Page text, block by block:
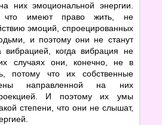
них эмоциональной энергии.
имеют право жить, не
эмоций, спроецированных
и поэтому они не станут
вибрацией, когда вибрация не
случаях они, конечно, не в
потому что их собственные
направленной на них
И поэтому их умы
степени, что они не слышат,